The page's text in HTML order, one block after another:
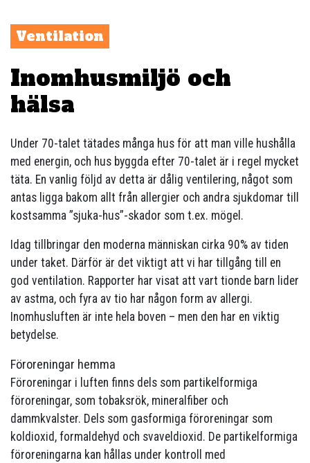
Ventilation
Inomhusmiljö och
hälsa
Under 70-talet tätades många hus för att man ville hushålla
med energin, och hus byggda efter 70-talet är i regel mycket
täta. En vanlig följd av detta är dålig ventilering, något som
antas ligga bakom allt från allergier och andra sjukdomar till
kostsamma ”sjuka-hus”-skador som t.ex. mögel.
Idag tillbringar den moderna människan cirka 90% av tiden
under taket. Därför är det viktigt att vi har tillgång till en
god ventilation. Rapporter har visat att vart tionde barn lider
av astma, och fyra av tio har någon form av allergi.
Inomhusluften är inte hela boven – men den har en viktig
betydelse.
Föroreningar hemma
Föroreningar i luften finns dels som partikelformiga
föroreningar, som tobaksrök, mineralfiber och
dammkvalster. Dels som gasformiga föroreningar som
koldioxid, formaldehyd och svaveldioxid. De partikelformiga
föroreningarna kan hållas under kontroll med